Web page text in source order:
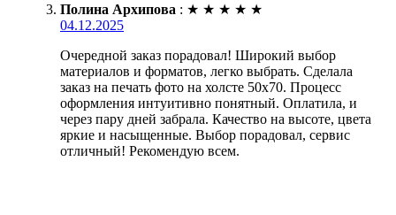
Полина Архипова : ★ ★ ★ ★ ★
04.12.2025
Очередной заказ порадовал! Широкий выбор
материалов и форматов, легко выбрать. Сделала
заказ на печать фото на холсте 50х70. Процесс
оформления интуитивно понятный. Оплатила, и
через пару дней забрала. Качество на высоте, цвета
яркие и насыщенные. Выбор порадовал, сервис
отличный! Рекомендую всем.